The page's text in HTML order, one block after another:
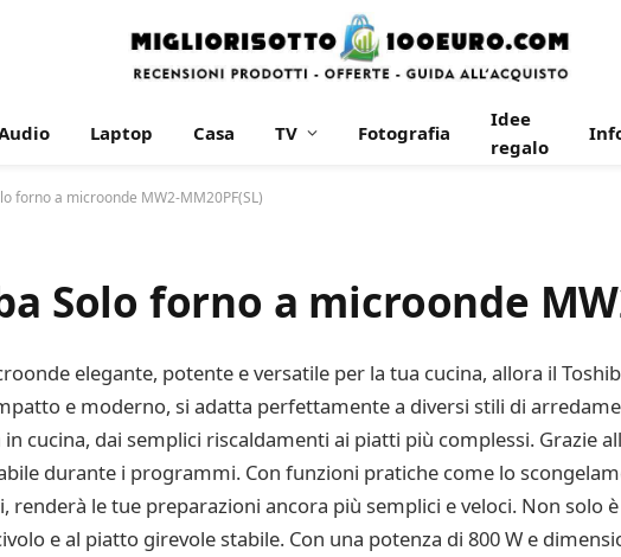
Laptop Casa TV Fotografia
Idee
regalo
forno a microonde MW2-MM20PF(SL)
Solo forno a microonde
elegante, potente e versatile per la tua cucina, allora il
e moderno, si adatta perfettamente a diversi stili di
cucina, dai semplici riscaldamenti ai piatti più complessi. Grazie
durante i programmi. Con funzioni pratiche come lo
renderà le tue preparazioni ancora più semplici e veloci. Non solo
e al piatto girevole stabile. Con una potenza di 800 W e